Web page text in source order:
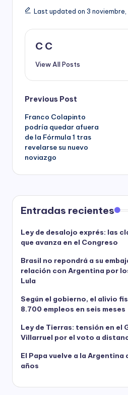
Last updated on 3
C C
View All Posts
Post
navigation
Previous Post
Franco Colapinto
podría quedar afuera
de la Fórmula 1 tras
revelarse su nuevo
noviazgo
Entradas recientes
Ley de desalojo exprés: las
que avanza en el Congreso
Brasil no repondrá a su
relación con Argentina por
Lula
Según el gobierno, el alivio
8.700 empleos en seis meses
Ley de Tierras: tensión en el
Villarruel por el voto a
El Papa vuelve a la Argentina
años